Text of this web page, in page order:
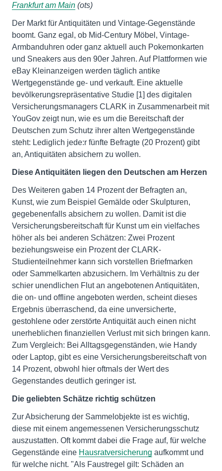
Frankfurt am Main (ots)
Der Markt für Antiquitäten und Vintage-Gegenstände
boomt. Ganz egal, ob Mid-Century Möbel, Vintage-
Armbanduhren oder ganz aktuell auch Pokemonkarten
und Sneakers aus den 90er Jahren. Auf Plattformen wie
eBay Kleinanzeigen werden täglich antike
Wertgegenstände ge- und verkauft. Eine aktuelle
bevölkerungsrepräsentative Studie [1] des digitalen
Versicherungsmanagers CLARK in Zusammenarbeit mit
YouGov zeigt nun, wie es um die Bereitschaft der
Deutschen zum Schutz ihrer alten Wertgegenstände
steht: Lediglich jede:r fünfte Befragte (20 Prozent) gibt
an, Antiquitäten absichern zu wollen.
Diese Antiquitäten liegen den Deutschen am Herzen
Des Weiteren gaben 14 Prozent der Befragten an,
Kunst, wie zum Beispiel Gemälde oder Skulpturen,
gegebenenfalls absichern zu wollen. Damit ist die
Versicherungsbereitschaft für Kunst um ein vielfaches
höher als bei anderen Schätzen: Zwei Prozent
beziehungsweise ein Prozent der CLARK-
Studienteilnehmer kann sich vorstellen Briefmarken
oder Sammelkarten abzusichern. Im Verhältnis zu der
schier unendlichen Flut an angebotenen Antiquitäten,
die on- und offline angeboten werden, scheint dieses
Ergebnis überraschend, da eine unversicherte,
gestohlene oder zerstörte Antiquität auch einen nicht
unerheblichen finanziellen Verlust mit sich bringen kann.
Zum Vergleich: Bei Alltagsgegenständen, wie Handy
oder Laptop, gibt es eine Versicherungsbereitschaft von
14 Prozent, obwohl hier oftmals der Wert des
Gegenstandes deutlich geringer ist.
Die geliebten Schätze richtig schützen
Zur Absicherung der Sammelobjekte ist es wichtig,
diese mit einem angemessenen Versicherungsschutz
auszustatten. Oft kommt dabei die Frage auf, für welche
Gegenstände eine Hausratversicherung aufkommt und
für welche nicht. "Als Faustregel gilt: Schäden an